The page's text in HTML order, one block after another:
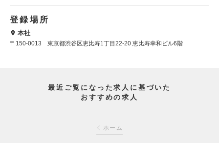
登録場所
本社
〒150-0013 東京都渋谷区恵比寿1丁目22-20 恵比寿幸和ビル6階
最近ご覧になった求人に基づいた
おすすめの求人
ホーム